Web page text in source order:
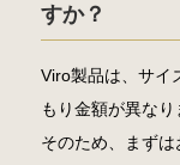
すか？
Viro製品は、サイ
もり金額が異なり
そのため、まず